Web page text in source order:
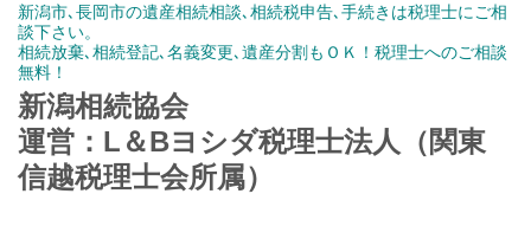
新潟市､長岡市の遺産相続相談､相続税申告､手続きは税理士にご相
談下さい。
相続放棄､相続登記､名義変更､遺産分割もＯＫ！税理士へのご相談
無料！
新潟相続協会
運営：L＆Bヨシダ税理士法人（関東
信越税理士会所属）